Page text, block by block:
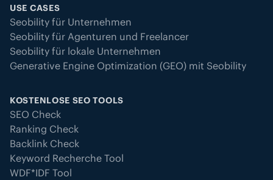
USE CASES
Seobility für Unternehmen
Seobility für Agenturen und Freelancer
Seobility für lokale Unternehmen
Generative Engine Optimization (GEO) mit Seobility
KOSTENLOSE SEO TOOLS
SEO Check
Ranking Check
Backlink Check
Keyword Recherche Tool
WDF*IDF Tool